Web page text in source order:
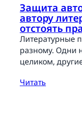
Защита
автору
отстоять
Литературные
разному. Одни
целиком,
Читать